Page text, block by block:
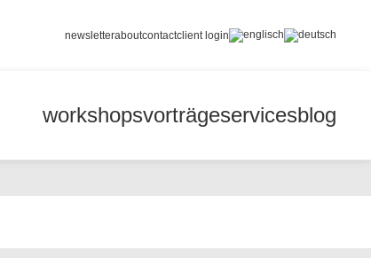
newsletteraboutcontactclient login
workshopsvorträgeservicesblog